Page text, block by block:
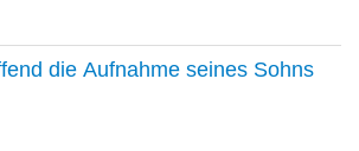
die Aufnahme seines Sohns